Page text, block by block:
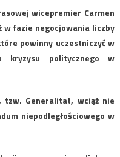
wicepremier Carmen
w fazie negocjowania liczby
powinny uczestniczyć w
kryzysu politycznego w
tzw. Generalitat, wciąż nie
niepodległościowego w